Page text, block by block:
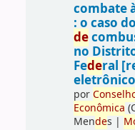
combate
: o caso
de
no
Federal
por
Econômica
Mendes |